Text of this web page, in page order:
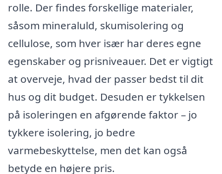
rolle. Der findes forskellige materialer,
såsom mineraluld, skumisolering og
cellulose, som hver især har deres egne
egenskaber og prisniveauer. Det er vigtigt
at overveje, hvad der passer bedst til dit
hus og dit budget. Desuden er tykkelsen
på isoleringen en afgørende faktor – jo
tykkere isolering, jo bedre
varmebeskyttelse, men det kan også
betyde en højere pris.